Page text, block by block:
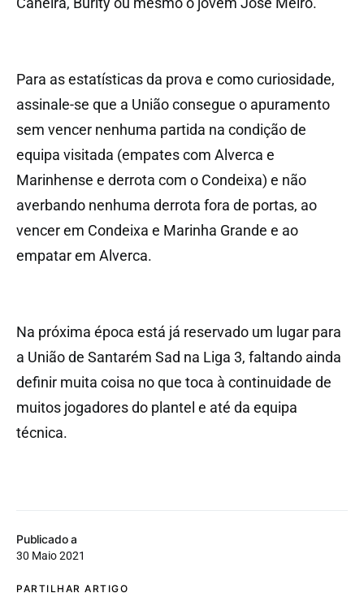
Publicado a
30 Maio 2021
PARTILHAR ARTIGO
Para as estatísticas da prova e como curiosidade,
assinale-se que a União consegue o apuramento
sem vencer nenhuma partida na condição de
equipa visitada (empates com Alverca e
Marinhense e derrota com o Condeixa) e não
averbando nenhuma derrota fora de portas, ao
vencer em Condeixa e Marinha Grande e ao
empatar em Alverca.
Na próxima época está já reservado um lugar para
a União de Santarém Sad na Liga 3, faltando ainda
definir muita coisa no que toca à continuidade de
muitos jogadores do plantel e até da equipa
técnica.